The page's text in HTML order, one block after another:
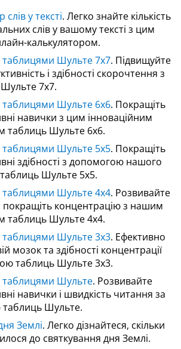
у тексті. Легко знайте кількість
слів у вашому тексті з цим
калькулятором.
Шульте 7x7. Підвищуйте
і здібності скорочтення з
7x7.
Шульте 6x6. Покращіть
навички з цим інноваційним
таблиць Шульте 6x6.
Шульте 5x5. Покращіть
здібності з допомогою нашого
Шульте 5x5.
Шульте 4x4. Розвивайте
покращіть концентрацію з нашим
таблиць Шульте 4x4.
Шульте 3x3. Ефективно
мозок та здібності концентрації
таблиць Шульте 3x3.
таблицями Шульте. Розвивайте
навички і швидкість читання за
Шульте.
Землі. Легко дізнайтеся, скільки
до святкування дня Землі.